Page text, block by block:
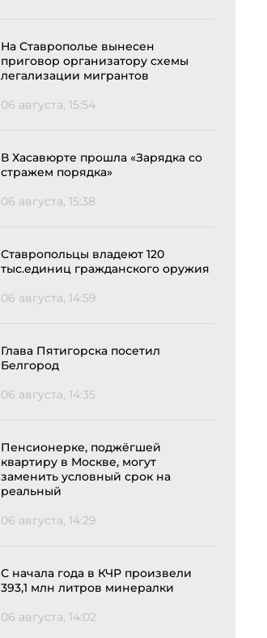
На Ставрополье вынесен
приговор организатору схемы
легализации мигрантов
06 августа, 15:54
В Хасавюрте прошла «Зарядка со
стражем порядка»
06 августа, 15:38
Ставропольцы владеют 120
тыс.единиц гражданского оружия
06 августа, 14:59
Глава Пятигорска посетил
Белгород
06 августа, 14:35
Пенсионерке, поджёгшей
квартиру в Москве, могут
заменить условный срок на
реальный
06 августа, 14:29
С начала года в КЧР произвели
393,1 млн литров минералки
06 августа, 14:02